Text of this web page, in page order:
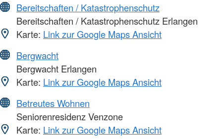
Bereitschaften / Katastrophenschutz
Bereitschaften / Katastrophenschutz Erlangen
Karte: Link zur Google Maps Ansicht
Bergwacht
Bergwacht Erlangen
Karte: Link zur Google Maps Ansicht
Betreutes Wohnen
Seniorenresidenz Venzone
Karte: Link zur Google Maps Ansicht